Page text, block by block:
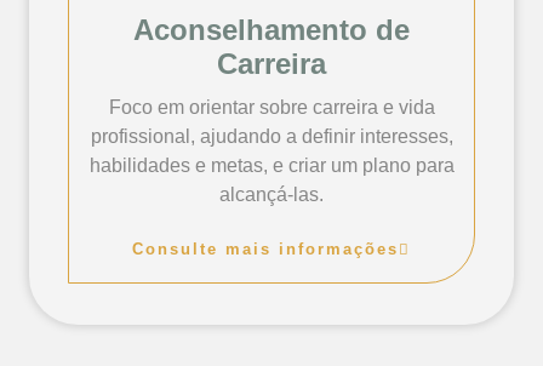
Aconselhamento de
Carreira
Foco em orientar sobre carreira e vida
profissional, ajudando a definir interesses,
habilidades e metas, e criar um plano para
alcançá-las.
Consulte mais informações